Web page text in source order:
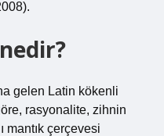
gelen Latin kökenli
rasyonalite, zihnin
mantık çerçevesi